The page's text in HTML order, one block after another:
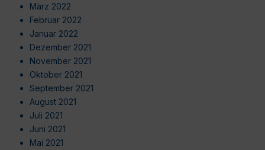
März 2022
Februar 2022
Januar 2022
Dezember 2021
November 2021
Oktober 2021
September 2021
August 2021
Juli 2021
Juni 2021
Mai 2021